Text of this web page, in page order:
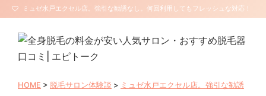
ミュゼ水戸エクセル店。強引な勧誘なし。何回利用してもフレッシュな対応！
HOME > 脱毛サロン体験談 > ミュゼ水戸エクセル店。強引な勧誘